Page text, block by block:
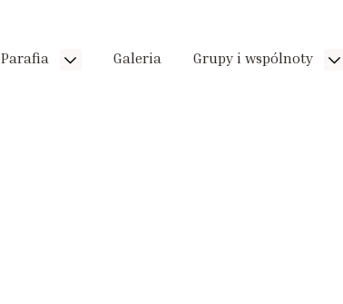
Parafia Galeria Grupy i wspólnoty